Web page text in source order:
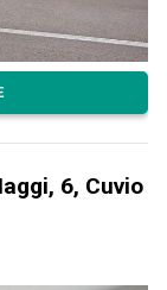
6, Cuvio